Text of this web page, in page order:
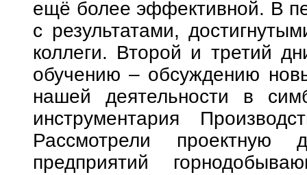
ещё более эффективной. В
с результатами,
коллеги. Второй и третий
обучению – обсуждению
нашей деятельности в
инструментария
Рассмотрели проектную
предприятий